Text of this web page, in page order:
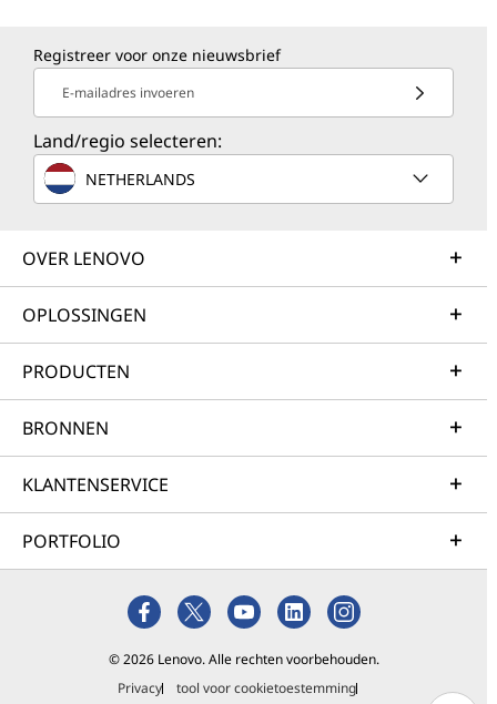
Registreer voor onze nieuwsbrief
E-mailadres invoeren
Land/regio selecteren:
NETHERLANDS
OVER LENOVO
OPLOSSINGEN
PRODUCTEN
BRONNEN
KLANTENSERVICE
PORTFOLIO
© 2026 Lenovo. Alle rechten voorbehouden.
Privacy
tool voor cookietoestemming